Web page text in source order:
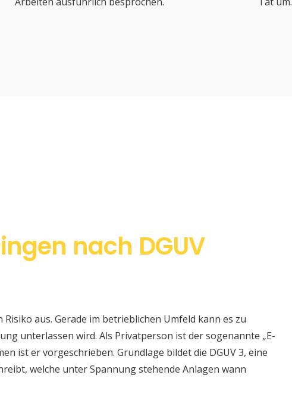
nach DGUV
aus. Gerade im betrieblichen Umfeld kann es zu
unterlassen wird. Als Privatperson ist der sogenannte „E-
ist er vorgeschrieben. Grundlage bildet die DGUV 3, eine
welche unter Spannung stehende Anlagen wann